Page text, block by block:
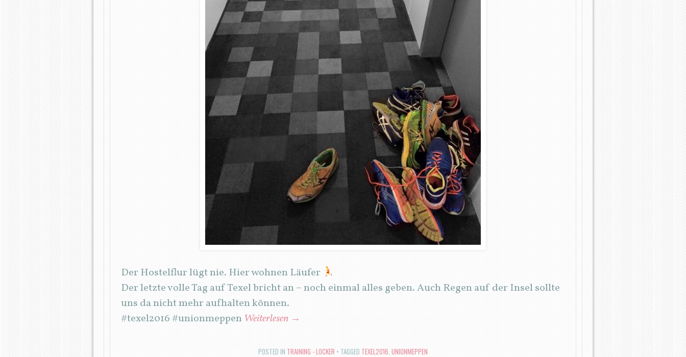
Der Hostelflur lügt nie. Hier wohnen Läufer
Der letzte volle Tag auf Texel bricht an – noch einmal alles geben. Auch Regen auf der Insel sollte
uns da nicht mehr aufhalten können.
#texel2016 #unionmeppen Weiterlesen →
POSTED IN TRAINING - LOCKER TAGGED TEXEL2016, UNIONMEPPEN